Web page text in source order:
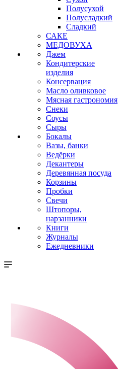
Полусухой
Полусладкий
Сладкий
САКЕ
МЕДОВУХА
Джем
Кондитерские
изделия
Консервация
Масло оливковое
Мясная гастрономия
Снеки
Соусы
Сыры
Бокалы
Вазы, банки
Ведёрки
Декантеры
Деревянная посуда
Корзины
Пробки
Свечи
Штопоры,
нарзанники
Книги
Журналы
Ежедневники